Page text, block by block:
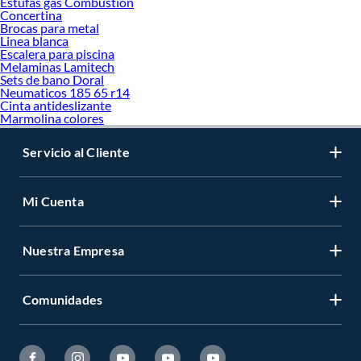
Concertina
Brocas para metal
Linea blanca
Escalera para piscina
Melaminas Lamitech
Sets de bano Doral
Neumaticos 185 65 r14
Cinta antideslizante
Marmolina colores
Servicio al Cliente
Mi Cuenta
Nuestra Empresa
Comunidades